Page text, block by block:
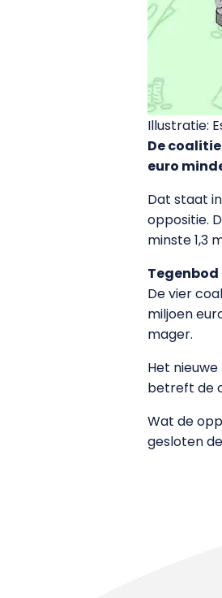
Illustratie:
De
euro
Dat staat
oppositie.
minste 1,3
Tegenbod
De vier
miljoen
mager.
Het
betreft de
Wat de
gesloten